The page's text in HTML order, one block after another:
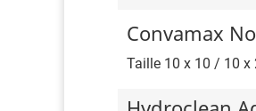
Convamax
Taille 10 x 10 / 10